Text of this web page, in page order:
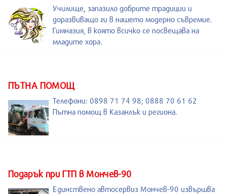
Училище, запазило добрите традиции и
доразвиващо ги в нашето модерно съвремие.
Гимназия, в която всичко се посвещава на
младите хора.
ПЪТНА ПОМОЩ
Телефони: 0898 71 74 98; 0888 70 61 62
Пътна помощ в Казанлък и региона.
Подарък при ГТП в Мончев-90
Единствено автосервиз Мончев-90 извършва